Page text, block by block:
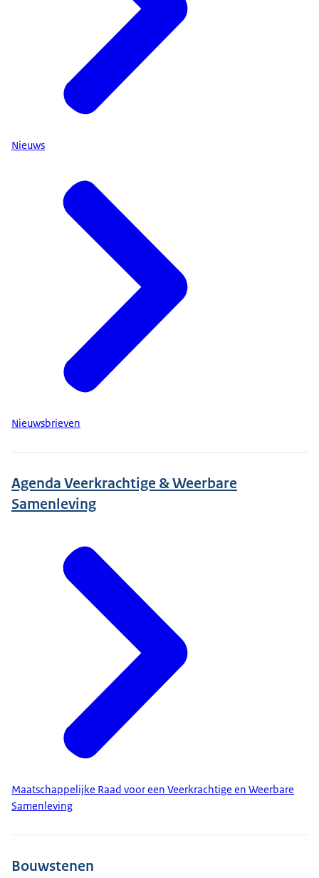
Nieuws
Nieuwsbrieven
Agenda Veerkrachtige & Weerbare
Samenleving
Maatschappelijke Raad voor een Veerkrachtige en Weerbare
Samenleving
Bouwstenen